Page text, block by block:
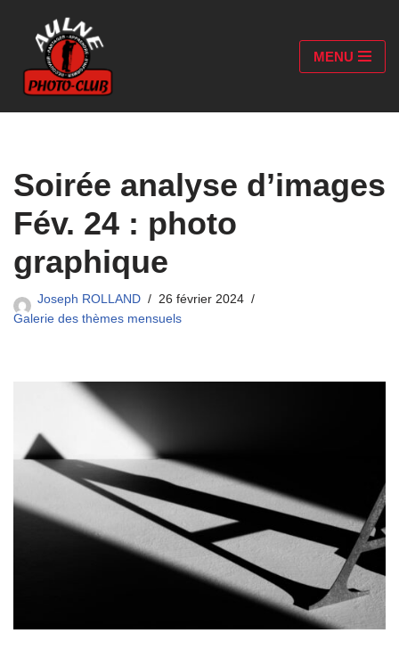
Aller
au
contenu
MENU
Soirée analyse d’images
Fév. 24 : photo
graphique
Joseph ROLLAND
26 février 2024
Galerie des thèmes mensuels